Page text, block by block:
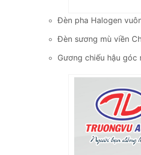
Đèn pha Halogen
Đèn sương mù viền
Gương chiếu hậu góc